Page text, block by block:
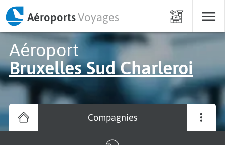
AéroportsVoyages
Aéroport
Bruxelles Sud Charleroi
Compagnies